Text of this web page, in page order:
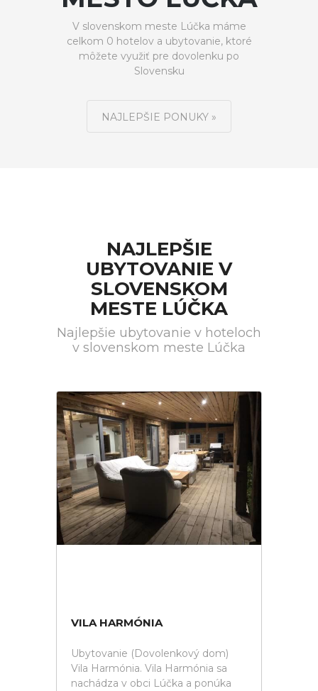
V slovenskom meste Lúčka máme
celkom 0 hotelov a ubytovanie, ktoré
môžete využiť pre dovolenku po
Slovensku
NAJLEPŠIE PONUKY »
NAJLEPŠIE
UBYTOVANIE V
SLOVENSKOM
MESTE LÚČKA
Najlepšie ubytovanie v hoteloch
v slovenskom meste Lúčka
VILA HARMÓNIA
Ubytovanie (Dovolenkový dom)
Vila Harmónia. Vila Harmónia sa
nachádza v obci Lúčka a ponúka